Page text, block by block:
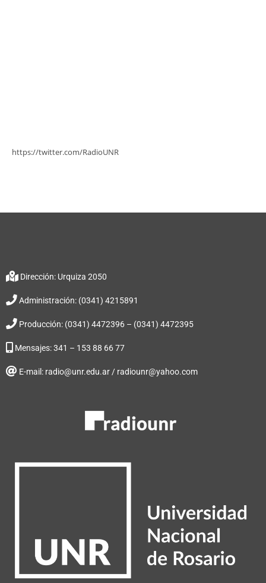
https://twitter.com/RadioUNR
Dirección: Urquiza 2050
Administración: (0341) 4215891
Producción: (0341) 4472396 – (0341) 4472395
Mensajes: 341 – 153 88 66 77
E-mail: radio@unr.edu.ar / radiounr@yahoo.com